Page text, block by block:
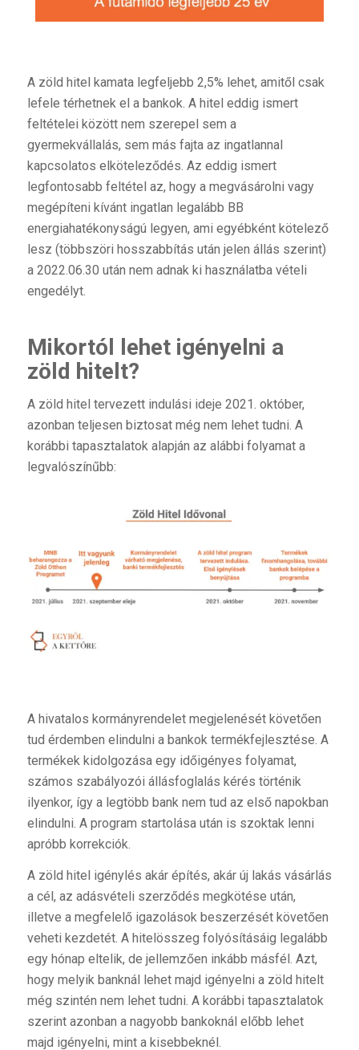
A zöld hitel kamata legfeljebb 2,5% lehet, amitől csak
lefele térhetnek el a bankok. A hitel eddig ismert
feltételei között nem szerepel sem a
gyermekvállalás, sem más fajta az ingatlannal
kapcsolatos elköteleződés. Az eddig ismert
legfontosabb feltétel az, hogy a megvásárolni vagy
megépíteni kívánt ingatlan legalább BB
energiahatékonyságú legyen, ami egyébként kötelező
lesz (többszöri hosszabbítás után jelen állás szerint)
a 2022.06.30 után nem adnak ki használatba vételi
engedélyt.
Mikortól lehet igényelni a
zöld hitelt?
A zöld hitel tervezett indulási ideje 2021. október,
azonban teljesen biztosat még nem lehet tudni. A
korábbi tapasztalatok alapján az alábbi folyamat a
legvalószínűbb:
A hivatalos kormányrendelet megjelenését követően
tud érdemben elindulni a bankok termékfejlesztése. A
termékek kidolgozása egy időigényes folyamat,
számos szabályozói állásfoglalás kérés történik
ilyenkor, így a legtöbb bank nem tud az első napokban
elindulni. A program startolása után is szoktak lenni
apróbb korrekciók.
A zöld hitel igénylés akár építés, akár új lakás vásárlás
a cél, az adásvételi szerződés megkötése után,
illetve a megfelelő igazolások beszerzését követően
veheti kezdetét. A hitelösszeg folyósításáig legalább
egy hónap eltelik, de jellemzően inkább másfél. Azt,
hogy melyik banknál lehet majd igényelni a zöld hitelt
még szintén nem lehet tudni. A korábbi tapasztalatok
szerint azonban a nagyobb bankoknál előbb lehet
majd igényelni, mint a kisebbeknél.